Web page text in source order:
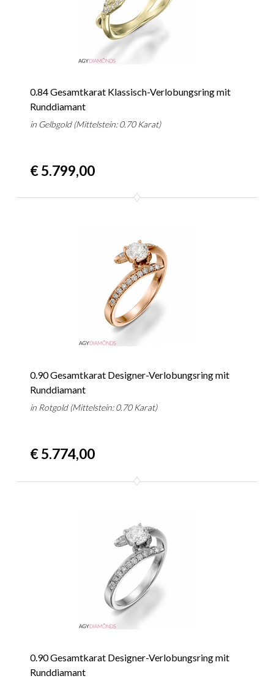
0.84 Gesamtkarat Klassisch-Verlobungsring mit
Runddiamant
in Gelbgold (Mittelstein: 0.70 Karat)
€ 5.799,00
0.90 Gesamtkarat Designer-Verlobungsring mit
Runddiamant
in Rotgold (Mittelstein: 0.70 Karat)
€ 5.774,00
0.90 Gesamtkarat Designer-Verlobungsring mit
Runddiamant